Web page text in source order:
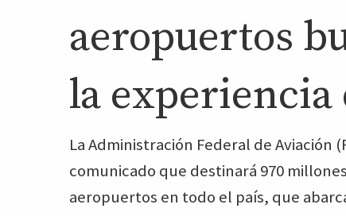
aeropuertos
la experiencia
La Administración Federal de Aviación
comunicado que destinará 970
aeropuertos en todo el país, que